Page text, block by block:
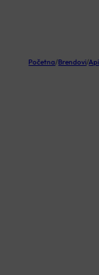
Početna/Brendovi/